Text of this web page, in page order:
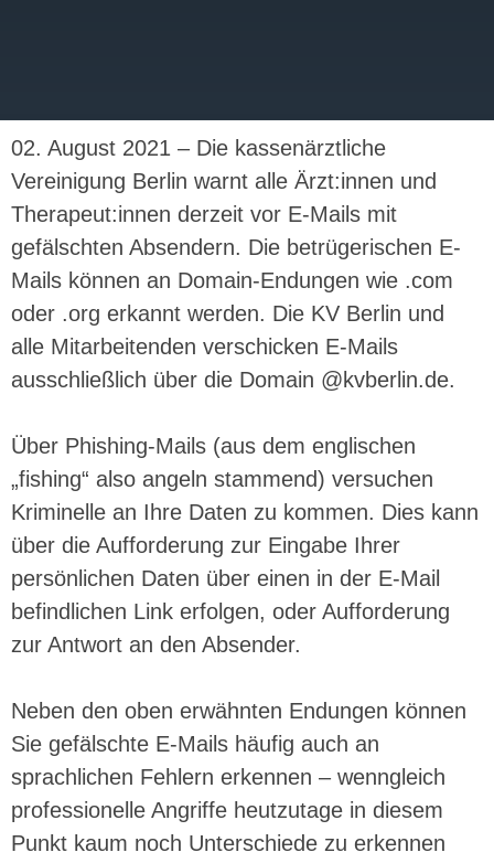
02. August 2021 – Die kassenärztliche
Vereinigung Berlin warnt alle Ärzt:innen und
Therapeut:innen derzeit vor E-Mails mit
gefälschten Absendern. Die betrügerischen E-
Mails können an Domain-Endungen wie .com
oder .org erkannt werden. Die KV Berlin und
alle Mitarbeitenden verschicken E-Mails
ausschließlich über die Domain @kvberlin.de.
Über Phishing-Mails (aus dem englischen
„fishing“ also angeln stammend) versuchen
Kriminelle an Ihre Daten zu kommen. Dies kann
über die Aufforderung zur Eingabe Ihrer
persönlichen Daten über einen in der E-Mail
befindlichen Link erfolgen, oder Aufforderung
zur Antwort an den Absender.
Neben den oben erwähnten Endungen können
Sie gefälschte E-Mails häufig auch an
sprachlichen Fehlern erkennen – wenngleich
professionelle Angriffe heutzutage in diesem
Punkt kaum noch Unterschiede zu erkennen